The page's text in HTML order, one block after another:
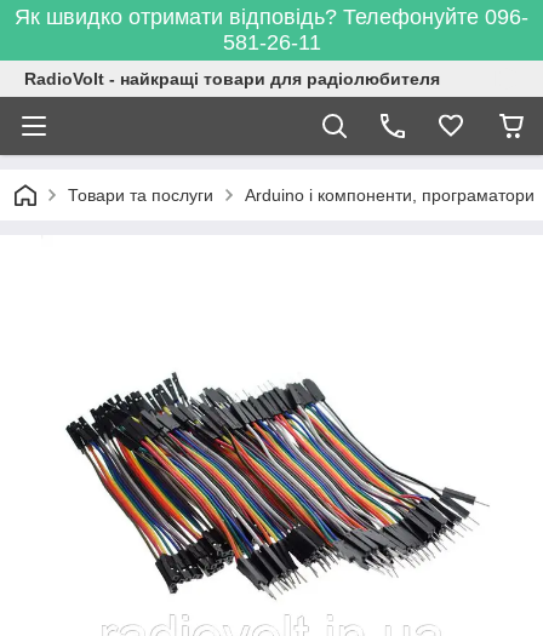
Як швидко отримати відповідь? Телефонуйте 096-
581-26-11
RadioVolt - найкращі товари для радіолюбителя
Товари та послуги Arduino і компоненти, програматори